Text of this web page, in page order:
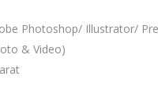
Photoshop/ Illustrator/
& Video)